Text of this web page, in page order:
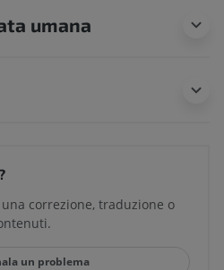
umana
correzione, traduzione o
un problema